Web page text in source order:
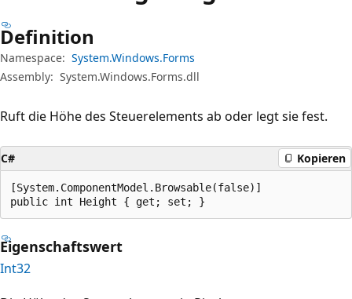
Definition
Namespace: System.Windows.Forms
Assembly: System.Windows.Forms.dll
Ruft die Höhe des Steuerelements ab oder legt sie fest.
C# Kopieren
[System.ComponentModel.Browsable(false)]
public int Height { get; set; }
Eigenschaftswert
Int32